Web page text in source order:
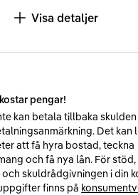
Visa detaljer
pengar!
kan betala tillbaka
Det kan
att få hyra bostad, teckna
och få nya lån. För
skuldrådgivningen i din
finns på